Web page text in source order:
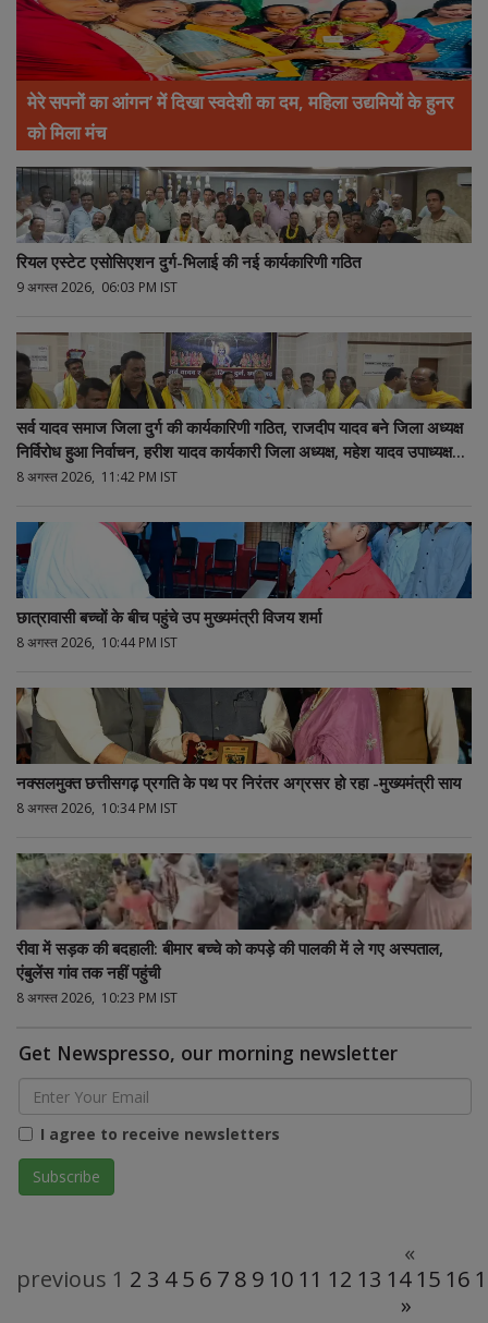
मेरे सपनों का आंगन’ में दिखा स्वदेशी का दम, महिला उद्यमियों के हुनर
को मिला मंच
रियल एस्टेट एसोसिएशन दुर्ग-भिलाई की नई कार्यकारिणी गठित
9 अगस्त 2026, 06:03 PM IST
सर्व यादव समाज जिला दुर्ग की कार्यकारिणी गठित, राजदीप यादव बने जिला अध्यक्ष
निर्विरोध हुआ निर्वाचन, हरीश यादव कार्यकारी जिला अध्यक्ष, महेश यादव उपाध्यक्ष
और ताम्रध्वज यादव महामंत्री निर्वाचित
8 अगस्त 2026, 11:42 PM IST
छात्रावासी बच्चों के बीच पहुंचे उप मुख्यमंत्री विजय शर्मा
8 अगस्त 2026, 10:44 PM IST
नक्सलमुक्त छत्तीसगढ़ प्रगति के पथ पर निरंतर अग्रसर हो रहा -मुख्यमंत्री साय
8 अगस्त 2026, 10:34 PM IST
रीवा में सड़क की बदहाली: बीमार बच्चे को कपड़े की पालकी में ले गए अस्पताल,
एंबुलेंस गांव तक नहीं पहुंची
8 अगस्त 2026, 10:23 PM IST
Get Newspresso, our morning newsletter
I agree to receive newsletters
«
previous 1 2 3 4 5 6 7 8 9 10 11 12 13 14 15 16
»